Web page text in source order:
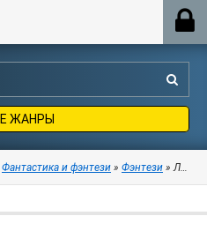
ЖАНРЫ
Фантастика и фэнтези » Фэнтези »